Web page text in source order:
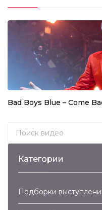
Bad Boys Blue – Come
Search for:
Категории
Подборки